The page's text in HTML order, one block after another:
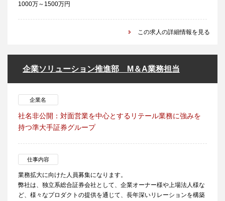
1000万～1500万円
この求人の詳細情報を見る
企業ソリューション推進部 M＆A業務担当
企業名
社名非公開：対面営業を中心とするリテール業務に強みを
持つ準大手証券グループ
仕事内容
業務拡大に向けた人員募集になります。
弊社は、独立系総合証券会社として、企業オーナー様や上場法人様な
ど、様々なプロダクトの提供を通じて、長年深いリレーションを構築